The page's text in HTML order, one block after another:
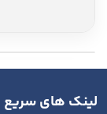
لینک های سریع